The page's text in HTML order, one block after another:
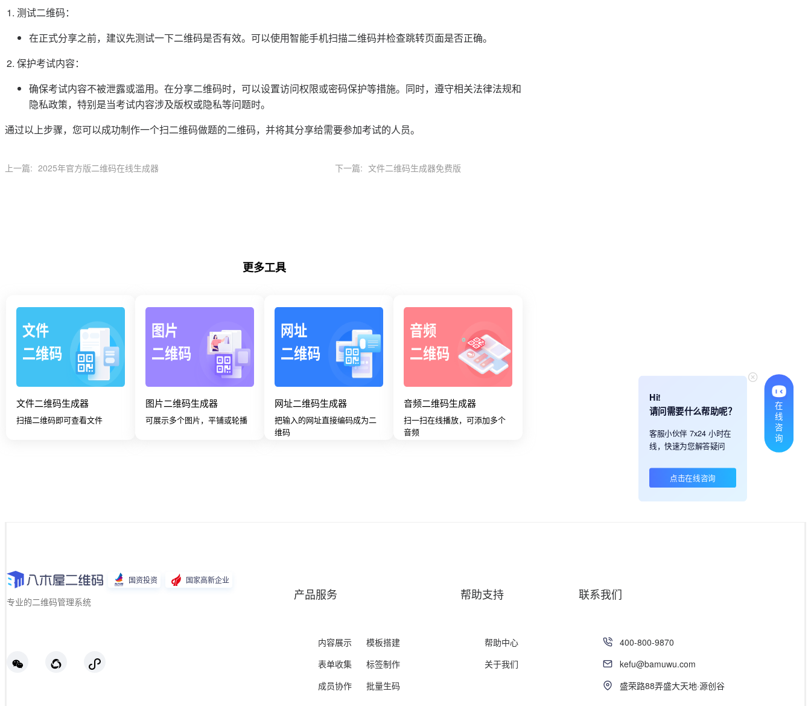
测试二维码：
在正式分享之前，建议先测试一下二维码是否有效。可以使用智能手机扫描二维码并检查跳转页面是否正确。
保护考试内容：
确保考试内容不被泄露或滥用。在分享二维码时，可以设置访问权限或密码保护等措施。同时，遵守相关法律法规和
隐私政策，特别是当考试内容涉及版权或隐私等问题时。
通过以上步骤，您可以成功制作一个扫二维码做题的二维码，并将其分享给需要参加考试的人员。
上一篇: 2025年官方版二维码在线生成器 下一篇: 文件二维码生成器免费版
更多工具
文件二维码生成器
扫描二维码即可查看文件
图片二维码生成器
可展示多个图片，平铺或轮播
网址二维码生成器
把输入的网址直接编码成为二
维码
音频二维码生成器
扫一扫在线播放，可添加多个
音频
国资投资 国家高新企业
专业的二维码管理系统
产品服务
内容展示
模板搭建
表单收集
标签制作
成员协作
批量生码
帮助支持
帮助中心
关于我们
联系我们
400-800-9870
kefu@bamuwu.com
盛荣路88弄盛大天地·源创谷
Hi!
请问需要什么帮助呢？
客服小伙伴 7x24 小时在
线，快速为您解答疑问
点击在线咨询
在
线
咨
询